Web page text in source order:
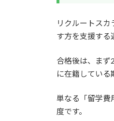
リクルートス
す方を支援する
合格後は、まず
に在籍している
単なる「留学費
度です。